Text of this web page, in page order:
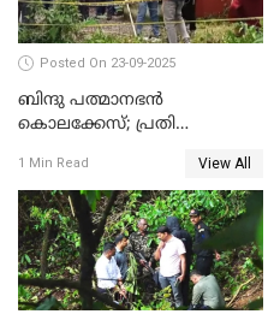
Posted On 23-09-2025
ബിന്ദു പത്മാനഭന്‍
കൊലക്കേസ്; പ്രതി
രേഖപ്പെടുത്തി
1 Min Read View All